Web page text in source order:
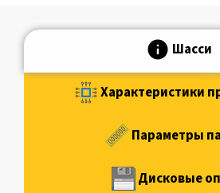
Шасси
Характеристики
Параметры
Дисковые